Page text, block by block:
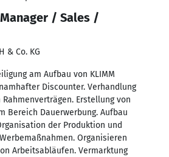
/ Sales /
& Co. KG
am Aufbau von KLIMM
Discounter. Verhandlung
Erstellung von
Bereich Dauerwerbung. Aufbau
der Produktion und
Organisieren
Arbeitsabläufen. Vermarktung